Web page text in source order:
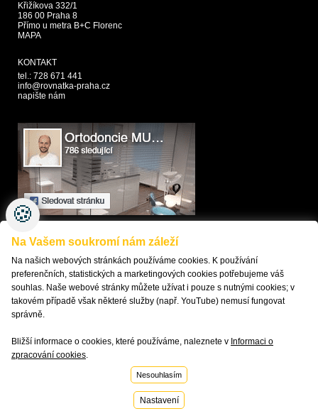
Křižíkova 332/1
186 00 Praha 8
Přímo u metra B+C Florenc
MAPA
KONTAKT
tel.: 728 671 441
info@rovnatka-praha.cz
napište nám
KONTAKTUJTE NÁS
MAPA SERVERU
ORTODONTICKÝ SLOVNÍK
PŘÍSTUPNOST
GDPR
ODKAZY
Vytvořilo
🍪
Na Vašem soukromí nám záleží
Na našich webových stránkách používáme cookies. K používání
preferenčních, statistických a marketingových cookies potřebujeme váš
souhlas. Naše webové stránky můžete užívat i pouze s nutnými cookies; v
takovém případě však některé služby (např. YouTube) nemusí fungovat
správně.
Bližší informace o cookies, které používáme, naleznete v Informaci o
zpracování cookies
Nesouhlasím
Nastavení